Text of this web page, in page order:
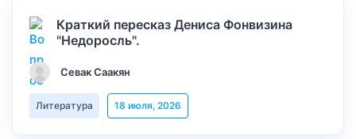
Краткий пересказ Дениса Фонвизина
"Недоросль".
Севак Саакян
Литература 18 июля, 2026